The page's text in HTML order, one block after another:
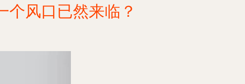
个风口已然来临？